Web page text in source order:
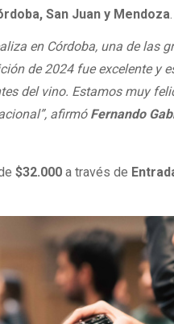
San Juan y Mendoza
en Córdoba, una de las
de 2024 fue excelente y
del vino. Estamos muy
afirmó Fernando
$32.000 a través de